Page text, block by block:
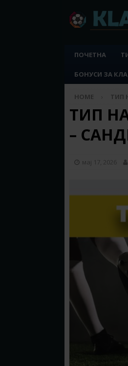
ПОЧЕТНА
БОНУСИ ЗА
HOME ТИП
ТИП
–
мај 17, 2026